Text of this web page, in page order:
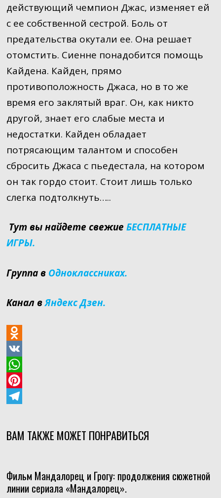
действующий чемпион Джас, изменяет ей
с ее собственной сестрой. Боль от
предательства окутали ее. Она решает
отомстить. Сиенне понадобится помощь
Кайдена. Кайден, прямо
противоположность Джаса, но в то же
время его заклятый враг. Он, как никто
другой, знает его слабые места и
недостатки. Кайден обладает
потрясающим талантом и способен
сбросить Джаса с пьедестала, на котором
он так гордо стоит. Стоит лишь только
слегка подтолкнуть…..
Тут вы найдете свежие БЕСПЛАТНЫЕ
ИГРЫ.
Группа в Одноклассниках.
Канал вЯндекс Дзен.
O
d
n
o
a
s
n
V
K
W
h
s
p
p
P
t
r
e
l
g
r
ВАМ ТАКЖЕ МОЖЕТ ПОНРАВИТЬСЯ
Фильм Мандалорец и Грогу: продолжения сюжетной
линии сериала «Мандалорец».